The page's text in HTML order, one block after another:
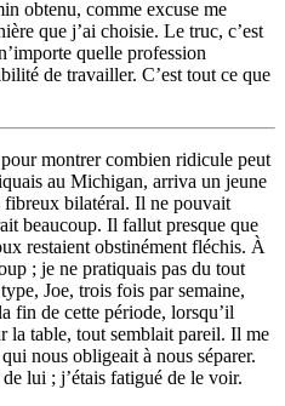
obtenu, comme excuse me
que j’ai choisie. Le truc, c’est
quelle profession
de travailler. C’est tout ce que
montrer combien ridicule peut
au Michigan, arriva un jeune
fibreux bilatéral. Il ne pouvait
beaucoup. Il fallut presque que
restaient obstinément fléchis. À
; je ne pratiquais pas du tout
Joe, trois fois par semaine,
fin de cette période, lorsqu’il
la table, tout semblait pareil. Il me
nous obligeait à nous séparer.
de lui ; j’étais fatigué de le voir.